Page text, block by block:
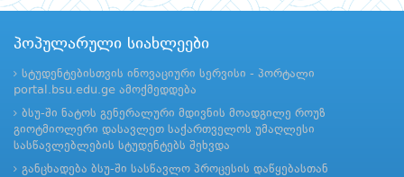
პოპულარული სიახლეები
სტუდენტებისთვის ინოვაციური სერვისი - პორტალი
portal.bsu.edu.ge ამოქმედდება
ბსუ-ში ნატოს გენერალური მდივნის მოადგილე როუზ
გიოტმიოლერი დასავლეთ საქართველოს უმაღლესი
სასწავლებლების სტუდენტებს შეხვდა
განცხადება ბსუ-ში სასწავლო პროცესის დაწყებასთან